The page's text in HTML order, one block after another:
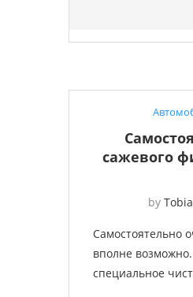
сажевого
by
Самостоятельно
вполне
специальное